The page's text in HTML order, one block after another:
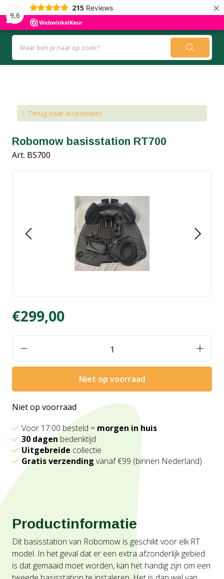
9,6
215 Reviews ×
Terug naar accessoires
Robomow basisstation RT700
Art. BS700
€299,00
Niet op voorraad
Niet op voorraad
Voor 17:00 besteld = morgen in huis
30 dagen bedenktijd
Uitgebreide collectie
Gratis verzending vanaf €99 (binnen Nederland)
Productinformatie
Dit basisstation van Robomow is geschikt voor elk RT
model. In het geval dat er een extra afzonderlijk gebied
is dat gemaaid moet worden, kan het handig zijn om een